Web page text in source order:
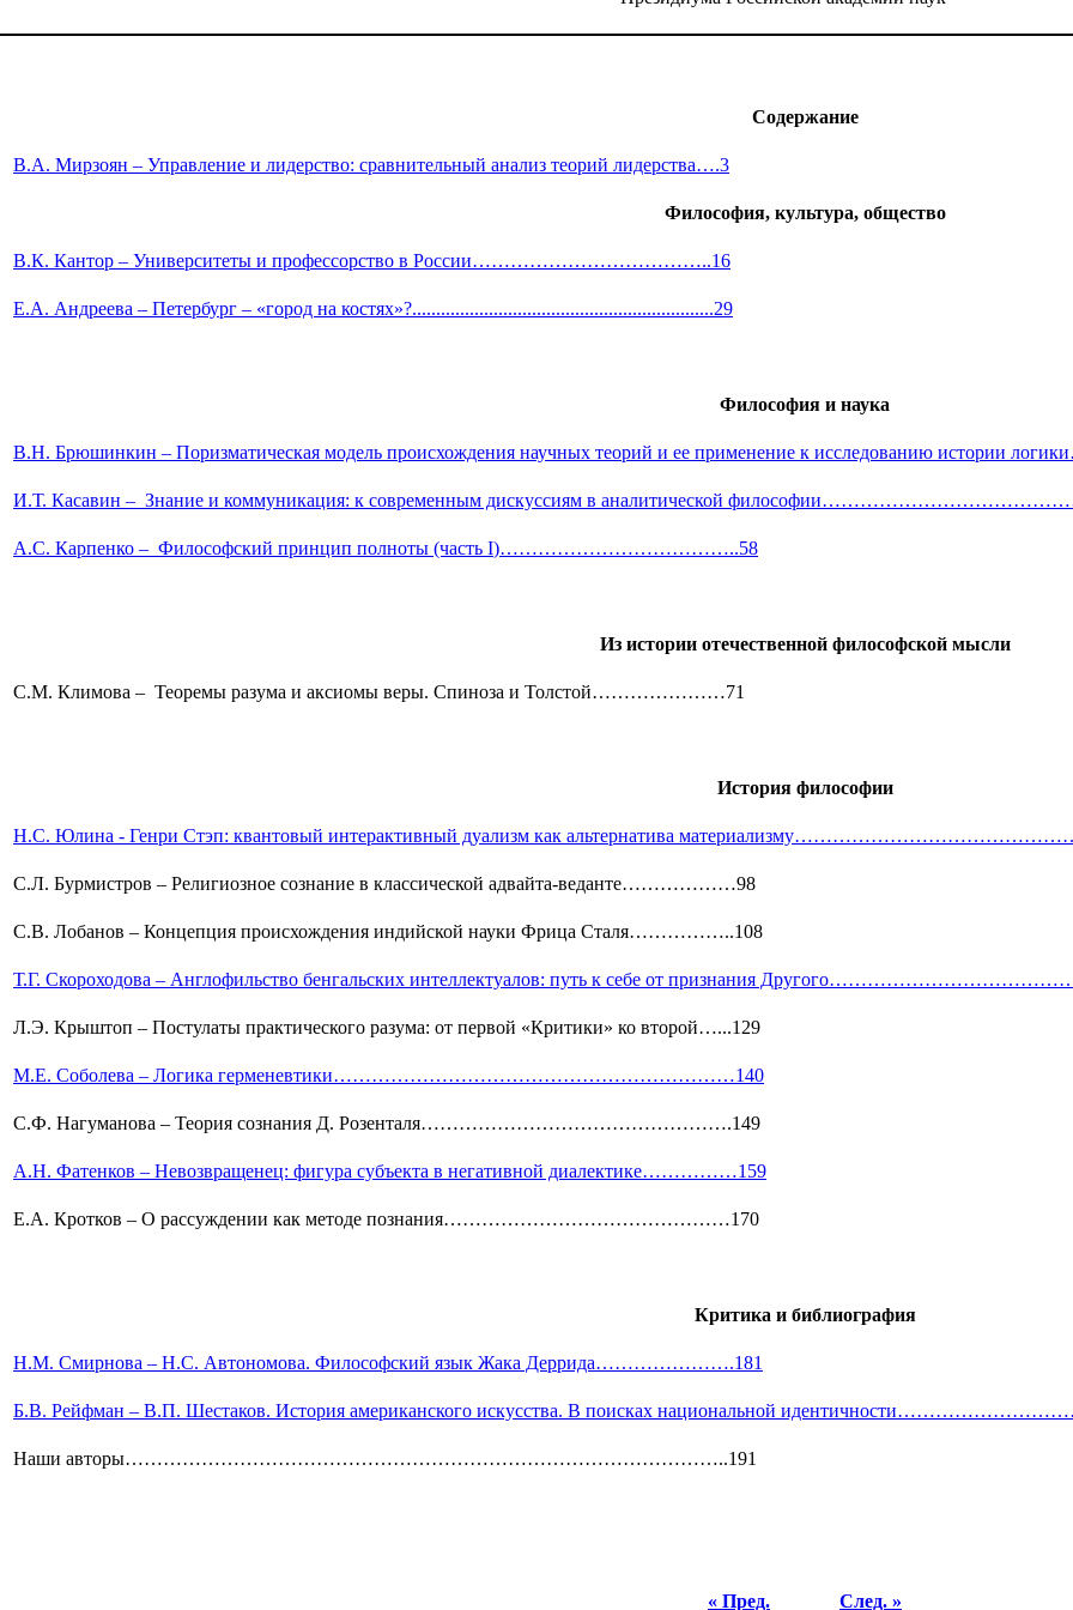
Содержание
В.А. Мирзоян – Управление и лидерство: сравнительный анализ теорий лидерства….3
Философия, культура, общество
В.К. Кантор – Университеты и профессорство в России………………………………..16
Е.А. Андреева – Петербург – «город на костях»?...............................................................29
Философия и наука
В.Н. Брюшинкин – Поризматическая модель происхождения научных теорий и ее применение к исследованию
И.Т. Касавин – Знание и коммуникация: к современным дискуссиям в аналитической
А.С. Карпенко – Философский принцип полноты (часть I)………………………………..58
Из истории отечественной философской мысли
С.М. Климова – Теоремы разума и аксиомы веры. Спиноза и Толстой…………………71
История философии
Н.С. Юлина - Генри Стэп: квантовый интерактивный дуализм как альтернатива
С.Л. Бурмистров – Религиозное сознание в классической адвайта-веданте………………98
С.В. Лобанов – Концепция происхождения индийской науки Фрица Сталя……………..108
Т.Г. Скороходова – Англофильство бенгальских интеллектуалов: путь к себе от признания
Л.Э. Крыштоп – Постулаты практического разума: от первой «Критики» ко второй…...129
М.Е. Соболева – Логика герменевтики………………………………………………………140
С.Ф. Нагуманова – Теория сознания Д. Розенталя………………………………………….149
А.Н. Фатенков – Невозвращенец: фигура субъекта в негативной диалектике……………159
Е.А. Кротков – О рассуждении как методе познания………………………………………170
Критика и библиография
Н.М. Смирнова – Н.С. Автономова. Философский язык Жака Деррида………………….181
Б.В. Рейфман – В.П. Шестаков. История американского искусства. В поисках национальной
Наши авторы…………………………………………………………………………………..191
« Пред. След. »